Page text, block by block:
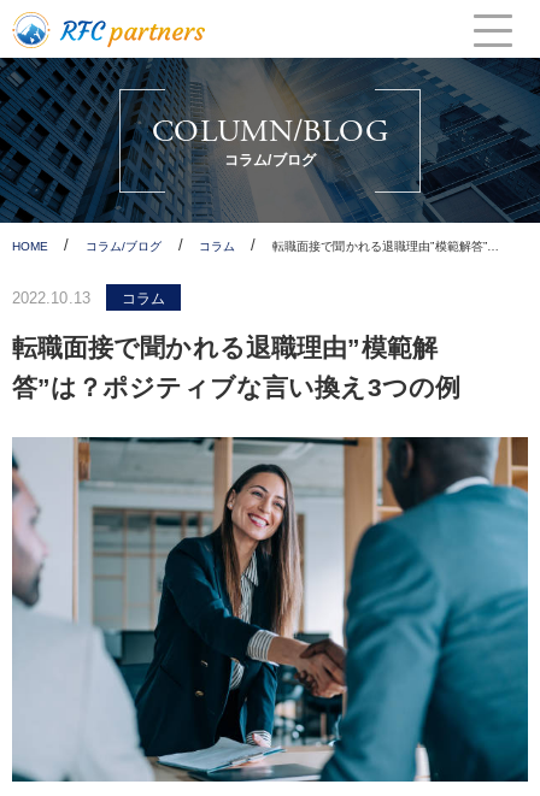
Skip
content
COLUMN/BLOG
コラム/ブログ
HOME / コラム/ブログ / コラム / 転職面接で聞かれる退職理由”模範解答”…
2022.10.13 コラム
転職面接で聞かれる退職理由”模範解
答”は？ポジティブな言い換え3つの例